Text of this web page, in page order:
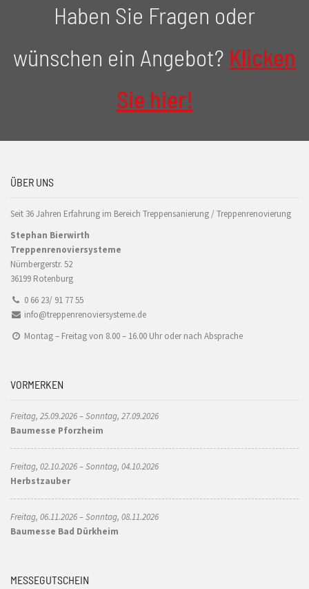
Haben Sie Fragen oder
wünschen ein Angebot? Klicken
Sie hier!
ÜBER UNS
Seit 36 Jahren Erfahrung im Bereich Treppensanierung / Treppenrenovierung
Stephan Bierwirth
Treppenrenoviersysteme
Nürnbergerstr. 52
36199 Rotenburg
0 66 23/ 91 77 55
info@treppenrenoviersysteme.de
Montag – Freitag von 8.00 – 16.00 Uhr oder nach Absprache
VORMERKEN
Freitag, 25.09.2026 – Sonntag, 27.09.2026
Baumesse Pforzheim
Freitag, 02.10.2026 – Sonntag, 04.10.2026
Herbstzauber
Freitag, 06.11.2026 – Sonntag, 08.11.2026
Baumesse Bad Dürkheim
MESSEGUTSCHEIN